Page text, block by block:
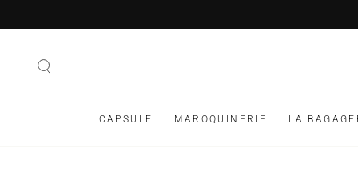
CAPSULE MAROQUINERIE LA